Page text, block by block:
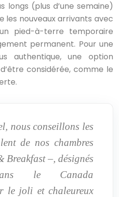
longs (plus d’une semaine)
les nouveaux arrivants avec
pied-à-terre temporaire
permanent. Pour une
authentique, une option
considérée, comme le
nous conseillons les
de nos chambres
Breakfast –, désignés
le Canada
le joli et chaleureux